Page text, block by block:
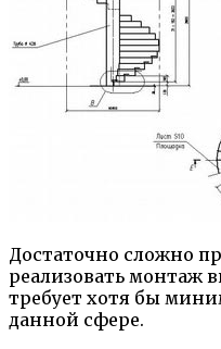
Достаточно сложно
реализовать монтаж
требует хотя бы
данной сфере.